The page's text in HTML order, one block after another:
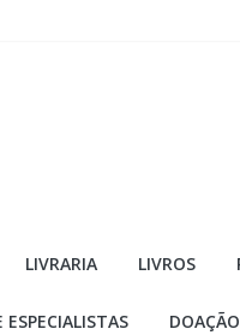
LIVRARIA LIVROS
DOAÇÃO